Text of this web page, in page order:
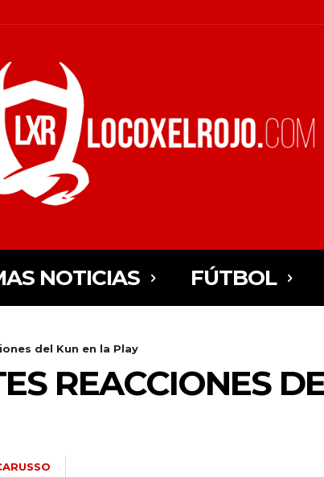
NOTICIAS FÚTBOL
del Kun en la Play
REACCIONES